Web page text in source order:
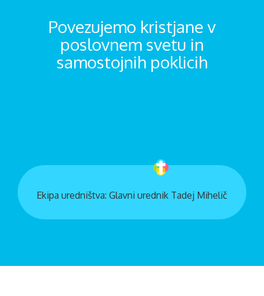
Povezujemo kristjane v
poslovnem svetu in
samostojnih poklicih
Ekipa uredništva: Glavni urednik Tadej Mihelič